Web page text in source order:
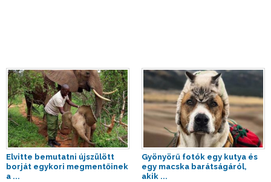
Elvitte bemutatni újszülött
borját egykori megmentőinek
a ...
Gyönyörű fotók egy kutya és
egy macska barátságáról,
akik ...